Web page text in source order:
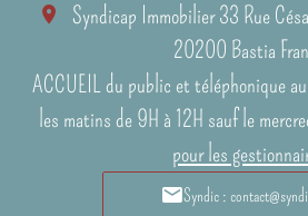
Syndicap Immobilier33 Rue
20200 Bastia
ACCUEIL du public et téléphonique
les matins de 9H à 12H sauf le
pour les
Syndic :